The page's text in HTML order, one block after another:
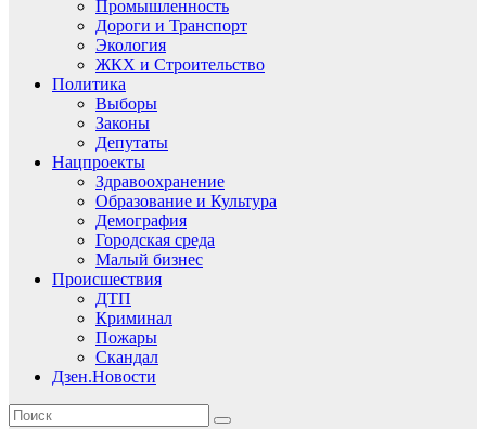
Промышленность
Дороги и Транспорт
Экология
ЖКХ и Строительство
Политика
Выборы
Законы
Депутаты
Нацпроекты
Здравоохранение
Образование и Культура
Демография
Городская среда
Малый бизнес
Происшествия
ДТП
Криминал
Пожары
Скандал
Дзен.Новости